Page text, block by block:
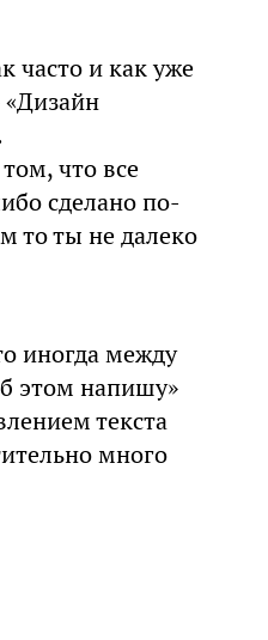
часто и как уже
что все
сделано по-
то ты не далеко
иногда между
этом напишу»
текста
много